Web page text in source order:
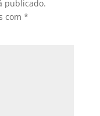
publicado.
com *